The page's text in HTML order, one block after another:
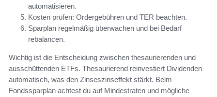
automatisieren.
Kosten prüfen: Ordergebühren und TER beachten.
Sparplan regelmäßig überwachen und bei Bedarf
rebalancen.
Wichtig ist die Entscheidung zwischen thesaurierenden und
ausschüttenden ETFs. Thesaurierend reinvestiert Dividenden
automatisch, was den Zinseszinseffekt stärkt. Beim
Fondssparplan achtest du auf Mindestraten und mögliche